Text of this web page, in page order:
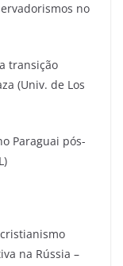
no
transição
(Univ. de Los
Paraguai pós-
na Rússia –